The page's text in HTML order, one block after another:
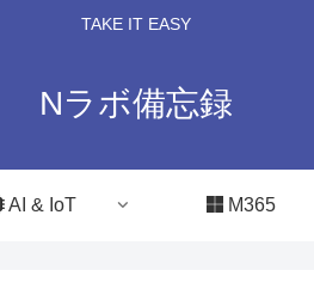
TAKE IT EASY
Nラボ備忘録
AI & IoT M365